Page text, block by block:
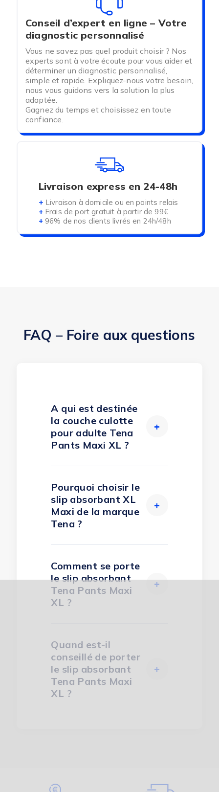
Conseil d’expert en ligne – Votre
diagnostic personnalisé
Vous ne savez pas quel produit choisir ? Nos
experts sont à votre écoute pour vous aider et
déterminer un diagnostic personnalisé,
simple et rapide. Expliquez-nous votre besoin,
nous vous guidons vers la solution la plus
adaptée.
Gagnez du temps et choisissez en toute
confiance.
Livraison express en 24-48h
+ Livraison à domicile ou en points relais
+ Frais de port gratuit à partir de 99€
+ 96% de nos clients livrés en 24h/48h
FAQ – Foire aux questions
A qui est destinée
la couche culotte
pour adulte Tena
Pants Maxi XL ?
+
Pourquoi choisir le
slip absorbant XL
Maxi de la marque
Tena ?
+
Comment se porte
le slip absorbant
Tena Pants Maxi
XL ?
+
Quand est-il
conseillé de porter
le slip absorbant
Tena Pants Maxi
XL ?
+